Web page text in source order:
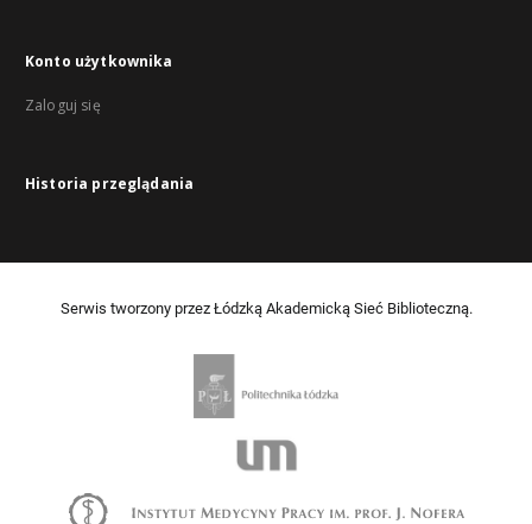
Konto użytkownika
Zaloguj się
Historia przeglądania
Serwis tworzony przez Łódzką Akademicką Sieć Biblioteczną.